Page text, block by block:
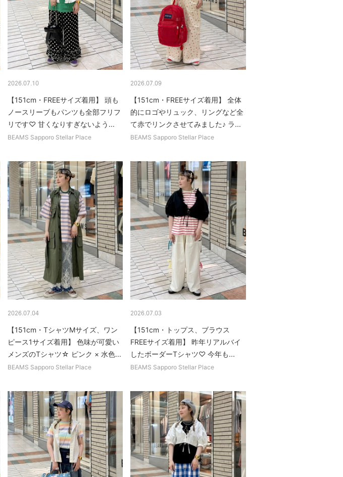
2026.07.10
【151cm・FREEサイズ着用】 頭も
ノースリーブもパンツも全部フリフ
リです♡ 甘くなりすぎないよう...
BEAMS Sapporo Stellar Place
2026.07.09
【151cm・FREEサイズ着用】 全体
的にロゴやリュック、リングなど全
て赤でリンクさせてみました♪ ラ...
BEAMS Sapporo Stellar Place
2026.07.04
【151cm・TシャツMサイズ、ワン
ピース1サイズ着用】 色味が可愛い
メンズのTシャツ☆ ピンク × 水色...
BEAMS Sapporo Stellar Place
2026.07.03
【151cm・トップス、ブラウス
FREEサイズ着用】 昨年リアルバイ
したボーダーTシャツ♡ 今年も...
BEAMS Sapporo Stellar Place